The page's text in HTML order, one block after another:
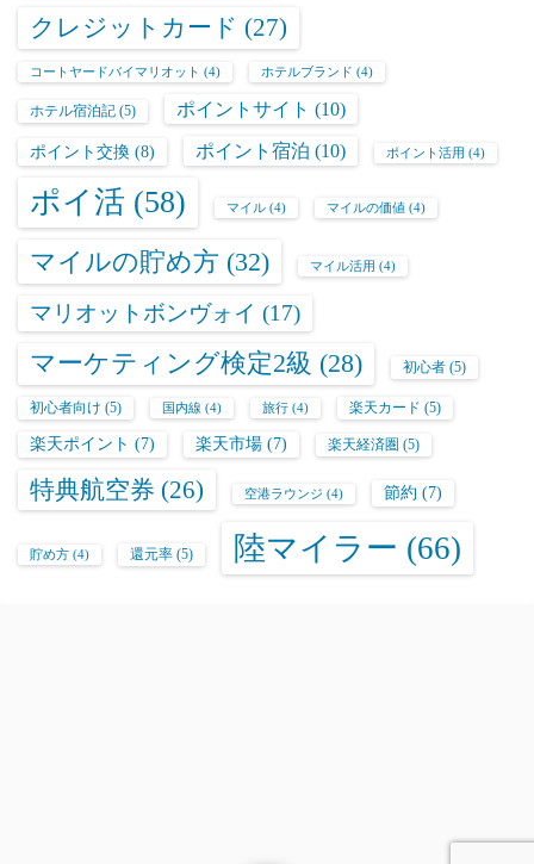
クレジットカード (27)
コートヤードバイマリオット (4) ホテルブランド (4)
ホテル宿泊記 (5) ポイントサイト (10)
ポイント交換 (8) ポイント宿泊 (10) ポイント活用 (4)
ポイ活 (58) マイル (4) マイルの価値 (4)
マイルの貯め方 (32) マイル活用 (4)
マリオットボンヴォイ (17)
マーケティング検定2級 (28) 初心者 (5)
初心者向け (5) 国内線 (4) 旅行 (4) 楽天カード (5)
楽天ポイント (7) 楽天市場 (7) 楽天経済圏 (5)
特典航空券 (26) 空港ラウンジ (4) 節約 (7)
貯め方 (4) 還元率 (5) 陸マイラー (66)